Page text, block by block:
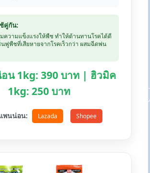
คู่กัน:
ความแข็งแรงให้พืช ทำให้ต้านทานโรคได้ดี
ฟูพืชที่เสียหายจากโรคเร็วกว่า ผสมฉีดพ่น
น 1kg: 390 บาท | ฮิวมิค
1kg: 250 บาท
พนน่อน: Lazada Shopee